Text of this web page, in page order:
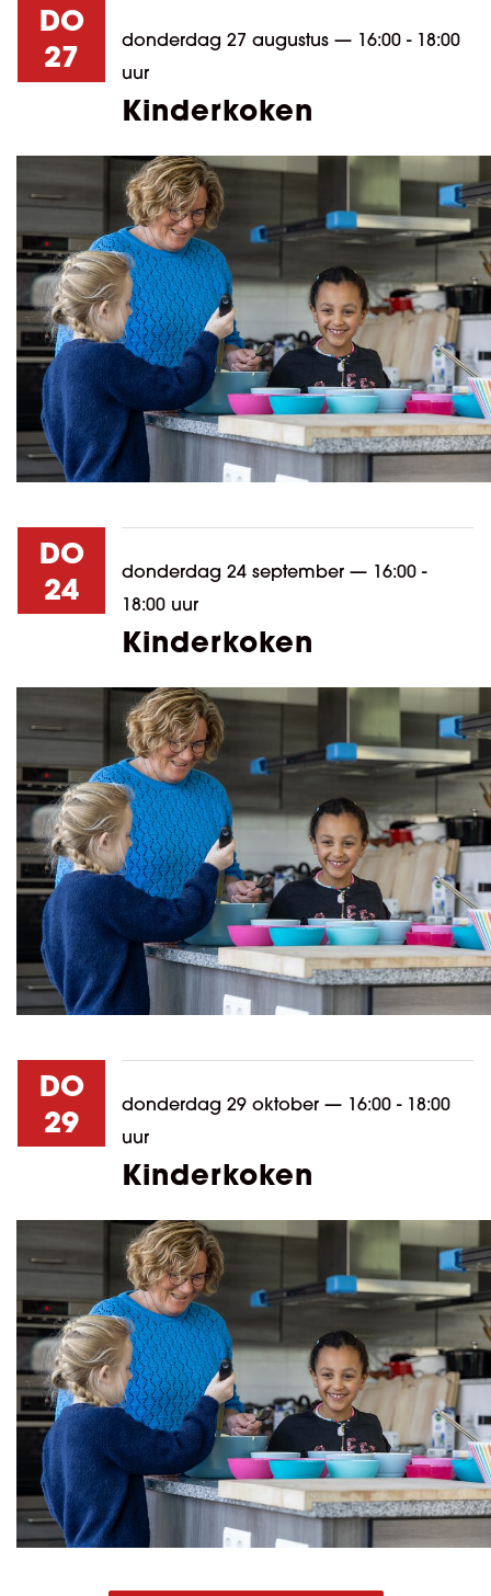
DO
27
donderdag 27 augustus — 16:00 - 18:00
uur
Kinderkoken
DO
24
donderdag 24 september — 16:00 -
18:00 uur
Kinderkoken
DO
29
donderdag 29 oktober — 16:00 - 18:00
uur
Kinderkoken